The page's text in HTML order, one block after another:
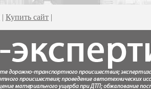
| Купить сайт |